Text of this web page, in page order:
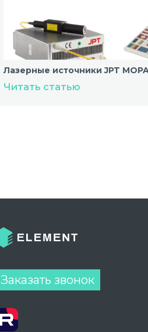
Лазерные источники JPT
Читать статью
Заказать звонок